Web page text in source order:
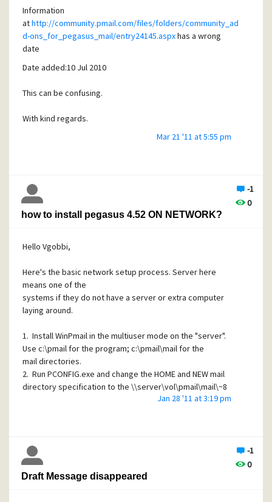
Information
athttp://community.pmail.com/files/folders/community_ad
d-ons_for_pegasus_mail/entry24145.aspxhas a wrong
date
Date added:10 Jul 2010
This can be confusing.
With kind regards.
Mar 21 '11 at 5:55 pm
-1
0
how to install pegasus 4.52 ON NETWORK?
Hello Vgobbi,
Here's the basic network setup process. Server here
means one of the
systems if they do not have a server or extra computer
laying around.
1. Install WinPmail in the multiuser mode on the "server".
Use c:\pmail for the program; c:\pmail\mail for the
mail directories.
2. Run PCONFIG.exe and change the HOME and NEW mail
directory specification to the \\server\vol\pmail\mail\~8
Ok, now you have the basic mail system setup. You can
send mail to each other using Pegasus Mail.
Jan 28 '11 at 3:19 pm
-1
0
Draft Message disappeared